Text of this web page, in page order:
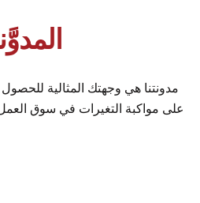
مدونتنا هي وجهتك المثالية
على مواكبة التغيرات في سوق